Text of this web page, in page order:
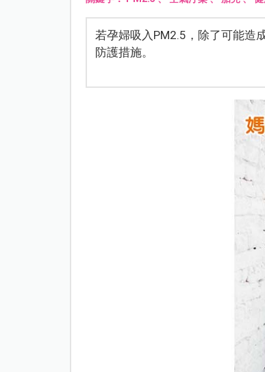
若孕婦吸入PM2.5，除了可能造
防護措施。